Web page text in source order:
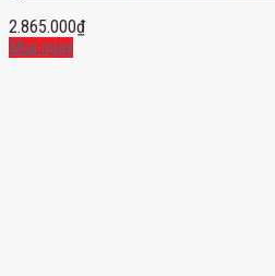
2.865.000₫
Mua ngay